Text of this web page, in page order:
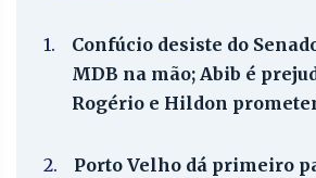
1.
Confúcio desiste do
MDB na mão; Abib é
Rogério e Hildon
2.
Porto Velho dá primeiro